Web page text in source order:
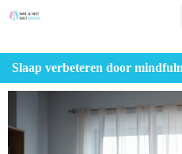
Slaap verbeteren door